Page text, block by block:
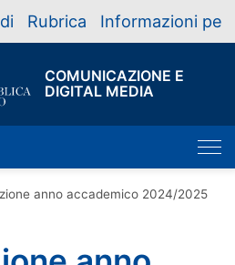
Rubrica Informazioni per
COMUNICAZIONE E
DIGITAL MEDIA
anno accademico 2024/2025